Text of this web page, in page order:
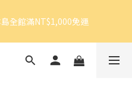
全館滿NT$1,000免運
開始報名！
7
6
5
7
5
4
由此前往